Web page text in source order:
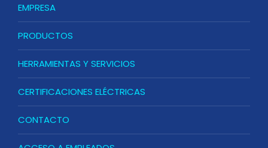
EMPRESA
PRODUCTOS
HERRAMIENTAS Y SERVICIOS
CERTIFICACIONES ELÉCTRICAS
CONTACTO